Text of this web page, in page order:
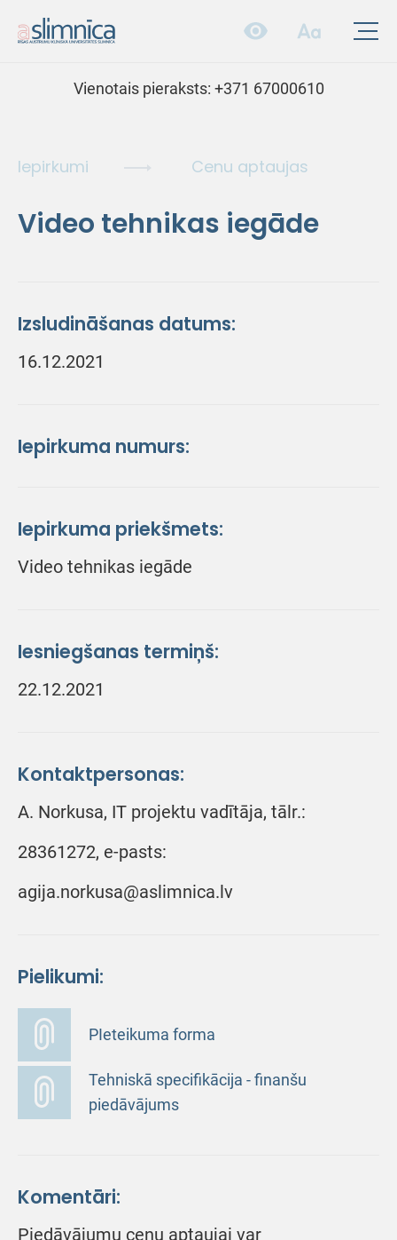
Vienotais pieraksts: +371 67000610
Iepirkumi Cenu aptaujas
Video tehnikas iegāde
Izsludināšanas datums:
16.12.2021
Iepirkuma numurs:
Iepirkuma priekšmets:
Video tehnikas iegāde
Iesniegšanas termiņš:
22.12.2021
Kontaktpersonas:
A. Norkusa, IT projektu vadītāja, tālr.:
28361272, e-pasts:
agija.norkusa@aslimnica.lv
Pielikumi:
PIeteikuma forma
Tehniskā specifikācija - finanšu
piedāvājums
Komentāri:
Piedāvājumu cenu aptaujai var